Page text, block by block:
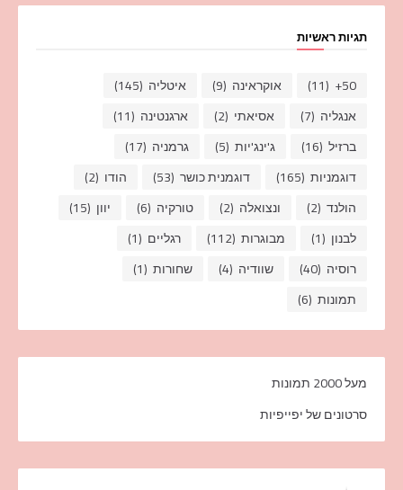
תגיות ראשיות
50+
(11) אוקראינה (9) איטליה (145)
אנגליה (7) אסיאתי (2) ארגנטינה (11)
ברזיל (16) ג'ינג'יות (5) גרמניה (17)
דוגמניות (165) דוגמנית כושר (53) הודו (2)
הולנד (2) ונצואלה (2) טורקיה (6) יוון (15)
לבנון (1) מבוגרות (112) רגליים (1)
רוסיה (40) שוודיה (4) שחורות (1)
תמונות (6)
מעל 2000 תמונות
סרטונים של יפייפיות